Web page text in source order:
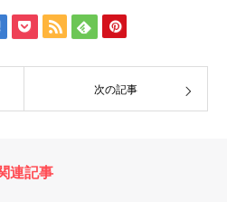
次の記事
連記事